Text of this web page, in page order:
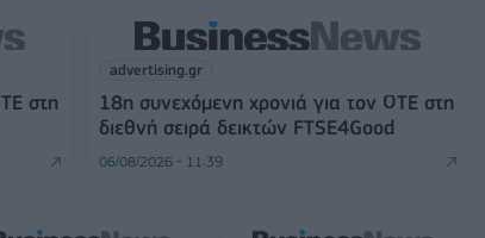
στη
advertising.gr
18η συνεχόμενη χρονιά για τον ΟΤΕ στη
διεθνή σειρά δεικτών FTSE4Good
06/08/2026 - 11:39